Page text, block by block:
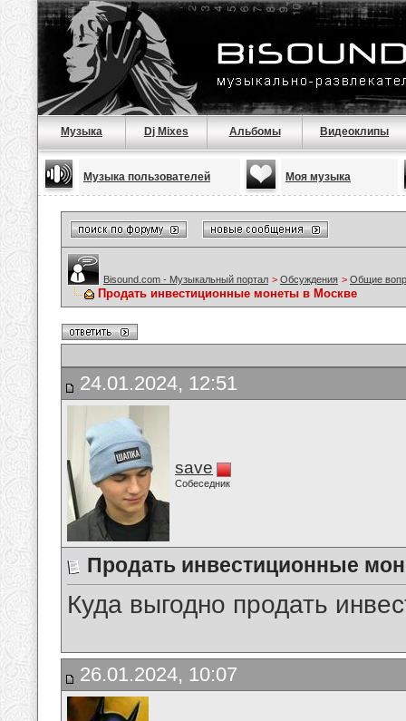
Музыка Dj Mixes Альбомы Видеоклипы
Музыка пользователей Моя музыка
Bisound.com - Музыкальный портал > Обсуждения > Общие
Продать инвестиционные монеты в Москве
24.01.2024, 12:51
save
Собеседник
Продать инвестиционные
Куда выгодно продать
26.01.2024, 10:07